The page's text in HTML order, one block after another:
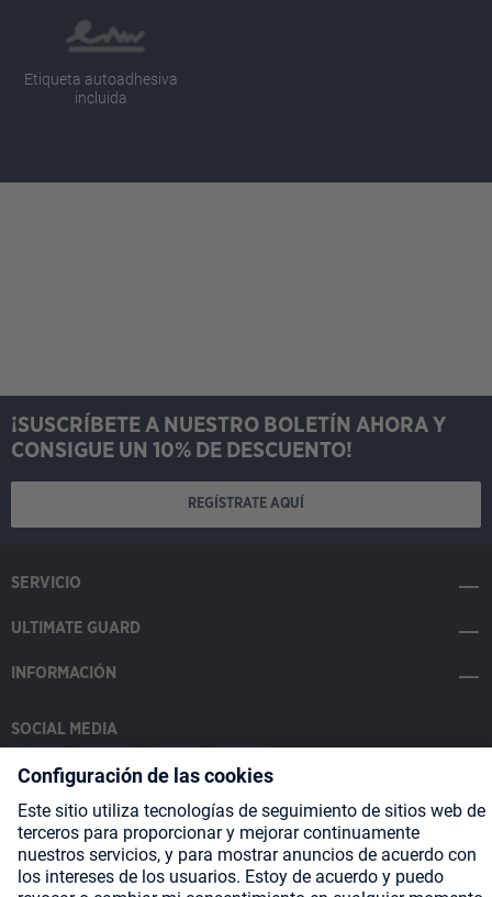
Etiqueta autoadhesiva
incluida
¡SUSCRÍBETE A NUESTRO BOLETÍN AHORA Y
CONSIGUE UN 10% DE DESCUENTO!
REGÍSTRATE AQUÍ
SERVICIO
ULTIMATE GUARD
INFORMACIÓN
SOCIAL MEDIA
Payment Methods